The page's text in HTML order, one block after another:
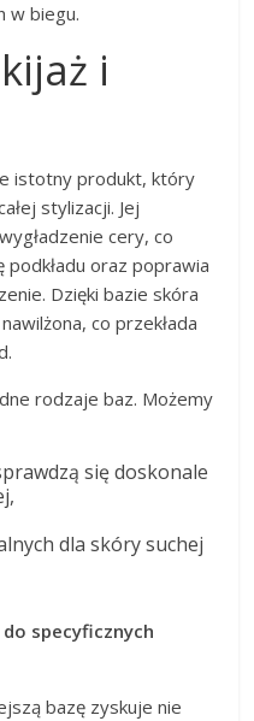
w biegu.
i
istotny produkt, który
stylizacji. Jej
cery, co
podkładu oraz poprawia
Dzięki bazie skóra
co przekłada
rodzaje baz. Możemy
się doskonale
dla skóry suchej
specyficznych
bazę zyskuje nie